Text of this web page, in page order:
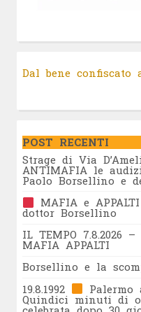
Dal bene confiscato
POST RECENTI
Strage di Via
ANTIMAFIA le
Paolo Borsellino e
MAFIA e
dottor Borsellino
IL TEMPO 7.8.2026 –
MAFIA APPALTI
Borsellino e la
19.8.1992
Palermo
Quindici minuti di